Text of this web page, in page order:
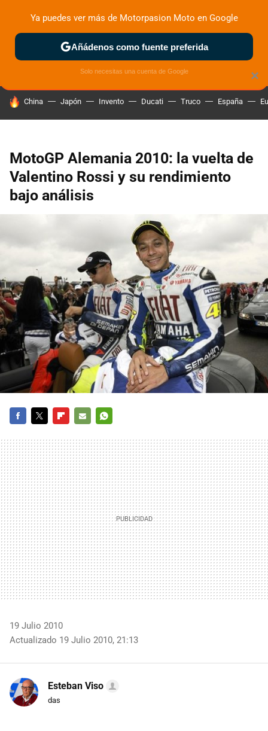
ZONA DE PRUEBAS DEPORTIVAS MOTOS ELÉCTRICAS
HOY SE HABLA DE
China Japón Invento Ducati Truco España
MotoGP Alemania 2010: la vuelta de
Valentino Rossi y su rendimiento
bajo análisis
MAIL
19 Julio 2010
Actualizado 19 Julio 2010, 21:13
Esteban Viso
das
×
Ya puedes ver más de Motorpasion Moto en Google
Añádenos como fuente preferida
Solo necesitas una cuenta de Google